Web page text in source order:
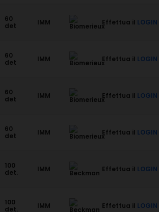
60
det
IMM Effettua il LOGIN
60
det
IMM Effettua il LOGIN
60
det
IMM Effettua il LOGIN
60
det
IMM Effettua il LOGIN
100
det.
IMM Effettua il LOGIN
100
det.
IMM Effettua il LOGIN